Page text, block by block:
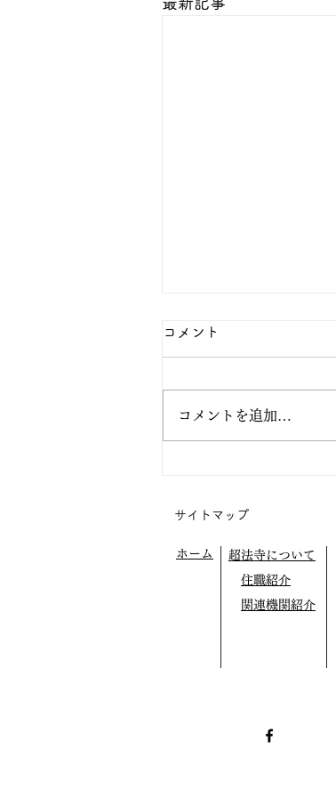
う
コメント
コメントを追加…
サイトマップ
ホーム
超法寺について
住職紹介
関連機関紹介